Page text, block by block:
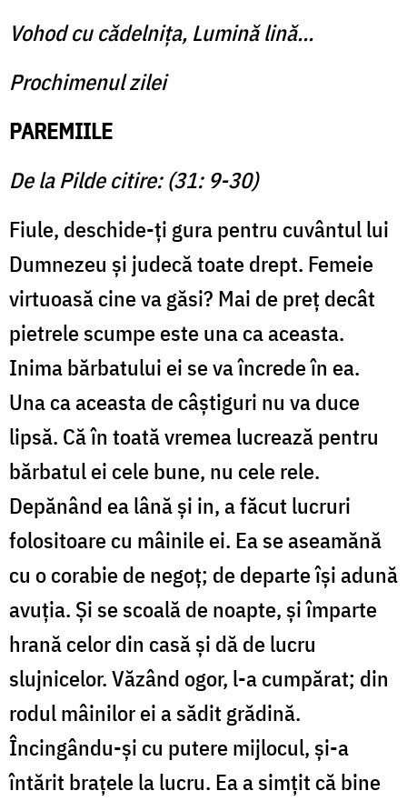
Vohod cu cădelnița, Lumină lină...
Prochimenul zilei
PAREMIILE
De la Pilde citire: (31: 9-30)
Fiule, deschide-ți gura pentru cuvântul lui
Dumnezeu și judecă toate drept. Femeie
virtuoasă cine va găsi? Mai de preț decât
pietrele scumpe este una ca aceasta.
Inima bărbatului ei se va încrede în ea.
Una ca aceasta de câștiguri nu va duce
lipsă. Că în toată vremea lucrează pentru
bărbatul ei cele bune, nu cele rele.
Depănând ea lână și in, a făcut lucruri
folositoare cu mâinile ei. Ea se aseamănă
cu o corabie de negoț; de departe își adună
avuția. Și se scoală de noapte, și împarte
hrană celor din casă și dă de lucru
slujnicelor. Văzând ogor, l-a cumpărat; din
rodul mâinilor ei a sădit grădină.
Încingându-și cu putere mijlocul, și-a
întărit brațele la lucru. Ea a simțit că bine